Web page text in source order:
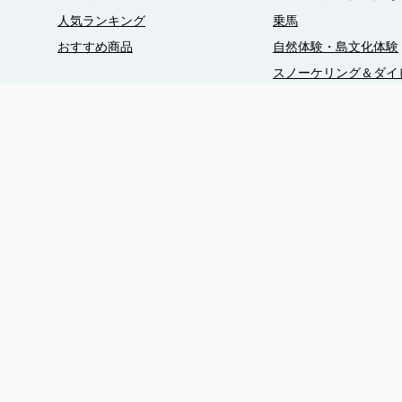
人気ランキング
おすすめ商品
乗馬
自然体験・島文化体験
スノーケリング＆ダ